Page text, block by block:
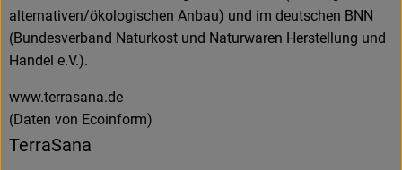
alternativen/ökologischen Anbau) und im deutschen BNN
(Bundesverband Naturkost und Naturwaren Herstellung und
Handel e.V.).
www.terrasana.de
(Daten von Ecoinform)
TerraSana